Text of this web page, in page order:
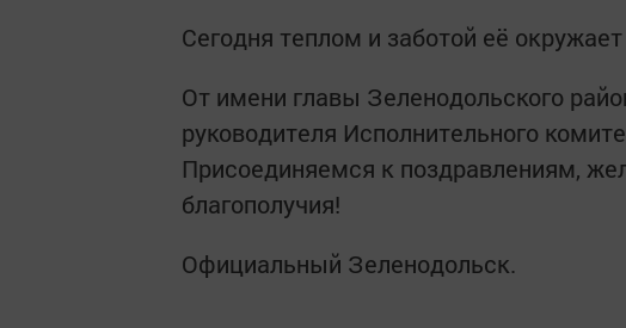
Сегодня теплом и заботой её
От имени главы Зеленодольского
руководителя Исполнительного
Присоединяемся к поздравлениям,
благополучия!
Официальный Зеленодольск.